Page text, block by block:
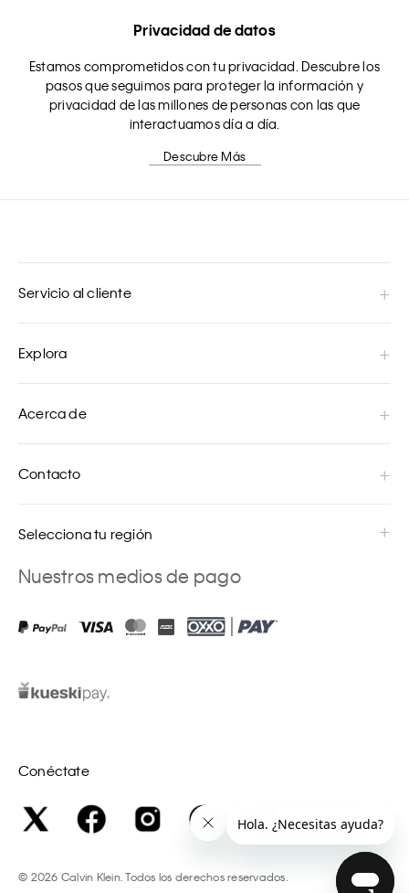
Privacidad de datos
Estamos comprometidos con tu privacidad. Descubre los
pasos que seguimos para proteger la información y
privacidad de las millones de personas con las que
interactuamos día a día.
Descubre Más
Servicio al cliente
Explora
Acerca de
Contacto
Selecciona tu región
Nuestros medios de pago
Conéctate
© 2026 Calvin Klein. Todos los derechos reservados.